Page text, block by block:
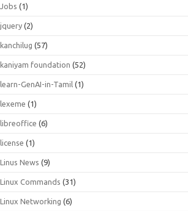
Jobs (1)
jquery (2)
kanchilug (57)
kaniyam foundation (52)
learn-GenAI-in-Tamil (1)
lexeme (1)
libreoffice (6)
license (1)
Linus News (9)
Linux Commands (31)
Linux Networking (6)